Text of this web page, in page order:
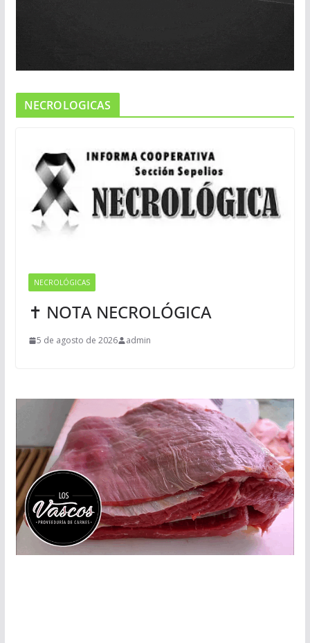
NECROLOGICAS
NECROLÓGICAS
✝ NOTA NECROLÓGICA
5 de agosto de 2026 admin